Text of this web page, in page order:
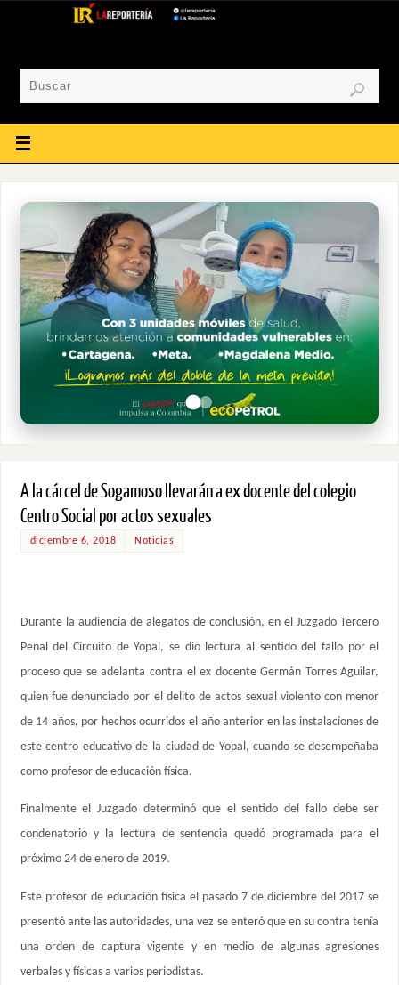
A la cárcel de Sogamoso llevarán a ex docente del colegio
Centro Social por actos sexuales
diciembre 6, 2018 Noticias
Durante la audiencia de alegatos de conclusión, en el Juzgado Tercero
Penal del Circuito de Yopal, se dio lectura al sentido del fallo por el
proceso que se adelanta contra el ex docente Germán Torres Aguilar,
quien fue denunciado por el delito de actos sexual violento con menor
de 14 años, por hechos ocurridos el año anterior en las instalaciones de
este centro educativo de la ciudad de Yopal, cuando se desempeñaba
como profesor de educación física.
Finalmente el Juzgado determinó que el sentido del fallo debe ser
condenatorio y la lectura de sentencia quedó programada para el
próximo 24 de enero de 2019.
Este profesor de educación física el pasado 7 de diciembre del 2017 se
presentó ante las autoridades, una vez se enteró que en su contra tenía
una orden de captura vigente y en medio de algunas agresiones
verbales y físicas a varios periodistas.